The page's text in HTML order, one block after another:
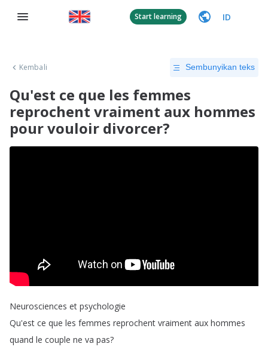
Start learning ID
Kembali Sembunyikan teks
Qu'est ce que les femmes
reprochent vraiment aux hommes
pour vouloir divorcer?
Neurosciences et psychologie
Qu'est ce que les femmes reprochent vraiment aux hommes
quand le couple ne va pas?